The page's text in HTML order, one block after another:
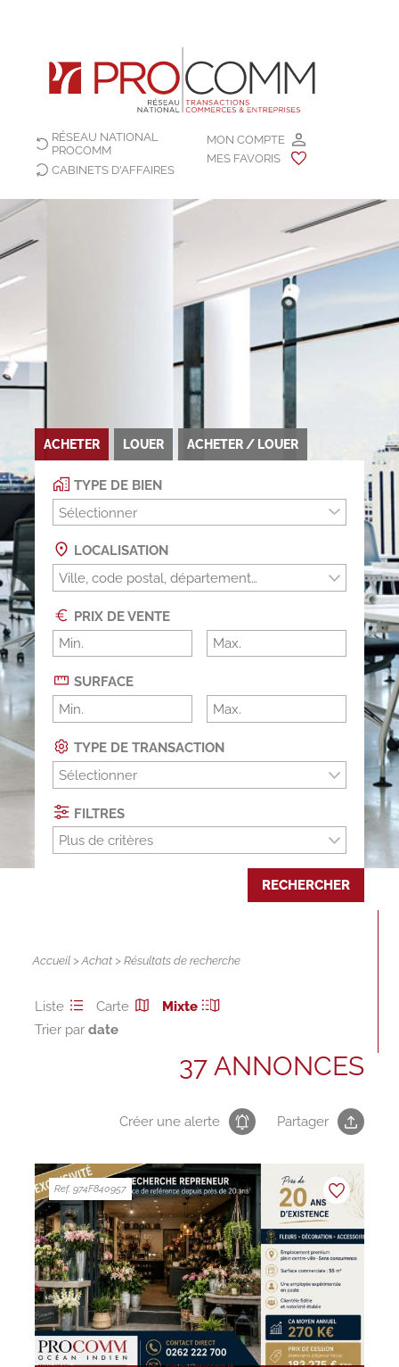
MON COMPTE
MES FAVORIS
RÉSEAU NATIONAL
PROCOMM
CABINETS D'AFFAIRES
ACHETER LOUER ACHETER / LOUER
TYPE DE BIEN
Sélectionner
LOCALISATION
PRIX DE VENTE
SURFACE
TYPE DE TRANSACTION
Sélectionner
FILTRES
Plus de critères
RECHERCHER
Accueil >Achat > Résultats de recherche
Liste Carte
Mixte
Trier par
37 ANNONCES
Créer une alerte Partager
Ref. 974F840957